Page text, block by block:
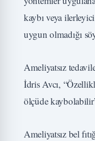
kaybı veya
uygun olmadığı
Ameliyatsız
İdris Avcı,
ölçüde
Ameliyatsız bel